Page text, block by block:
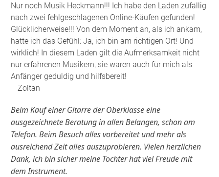
Nur noch Musik Heckmann!!! Ich habe den Laden zufällig
nach zwei fehlgeschlagenen Online-Käufen gefunden!
Glücklicherweise!!! Von dem Moment an, als ich ankam,
hatte ich das Gefühl: Ja, ich bin am richtigen Ort! Und
wirklich! In diesem Laden gilt die Aufmerksamkeit nicht
nur erfahrenen Musikern, sie waren auch für mich als
Anfänger geduldig und hilfsbereit!
– Zoltan
Beim Kauf einer Gitarre der Oberklasse eine
ausgezeichnete Beratung in allen Belangen, schon am
Telefon. Beim Besuch alles vorbereitet und mehr als
ausreichend Zeit alles auszuprobieren. Vielen herzlichen
Dank, ich bin sicher meine Tochter hat viel Freude mit
dem Instrument.